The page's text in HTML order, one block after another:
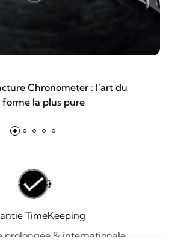
Chronometer : l’art du
la plus pure
TimeKeeping
prolongée & internationale